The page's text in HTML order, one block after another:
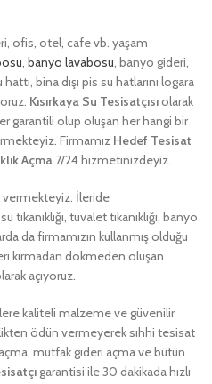
ofis, otel, cafe vb. yaşam
, banyo lavabosu, banyo gideri,
bina dışı pis su hatlarını logara
Kısırkaya Su Tesisatçısıolarak
garantili olup oluşan her hangi bir
Firmamız Hedef Tesisat
Açma 7/24 hizmetinizdeyiz.
İleride
tuvalet tıkanıklığı, banyo
da firmamızın kullanmış olduğu
kırmadan dökmeden oluşan
açıyoruz.
kaliteli malzeme ve güvenilir
ödün vermeyerek sıhhi tesisat
açma, mutfak gideri açma ve bütün
garantisi ile 30 dakikada hızlı